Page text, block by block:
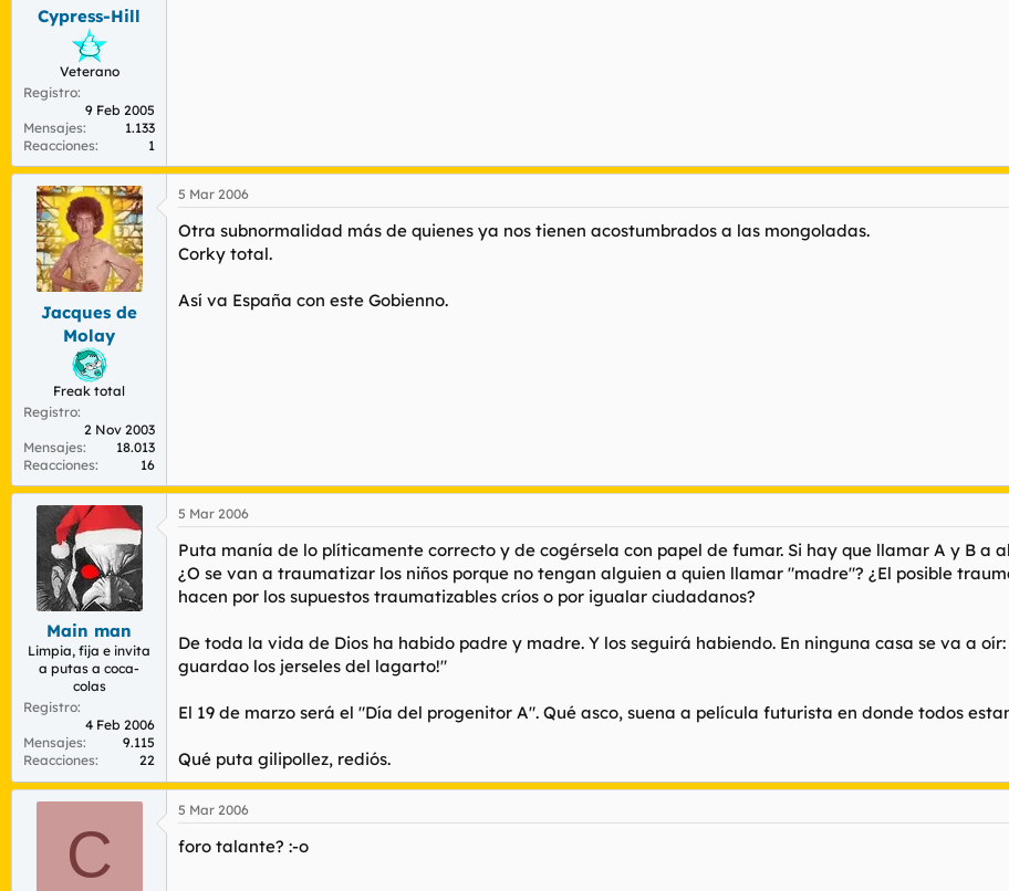
Cypress-Hill
Veterano
Registro
9 Feb 2005
Mensajes
1.133
Reacciones
1
Jacques de
Molay
Freak total
Registro
2 Nov 2003
Mensajes
18.013
Reacciones
16
5 Mar 2006
Otra subnormalidad más de quienes ya nos tienen acostumbrados a las mongoladas.
Corky total.
Así va España con este Gobienno.
Main man
Limpia, fija e invita
a putas a coca-
colas
Registro
4 Feb 2006
Mensajes
9.115
Reacciones
22
5 Mar 2006
Puta manía de lo plíticamente correcto y de cogérsela con papel de fumar. Si hay que llamar A y B a
¿O se van a traumatizar los niños porque no tengan alguien a quien llamar "madre"? ¿El posible
hacen por los supuestos traumatizables críos o por igualar ciudadanos?
De toda la vida de Dios ha habido padre y madre. Y los seguirá habiendo. En ninguna casa se va a
guardao los jerseles del lagarto!"
El 19 de marzo será el "Día del progenitor A". Qué asco, suena a película futurista en donde todos
Qué puta gilipollez, rediós.
C
5 Mar 2006
foro talante? :-o